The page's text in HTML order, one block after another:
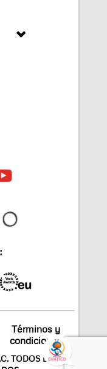
Términos y
condiciones
TODOS LOS